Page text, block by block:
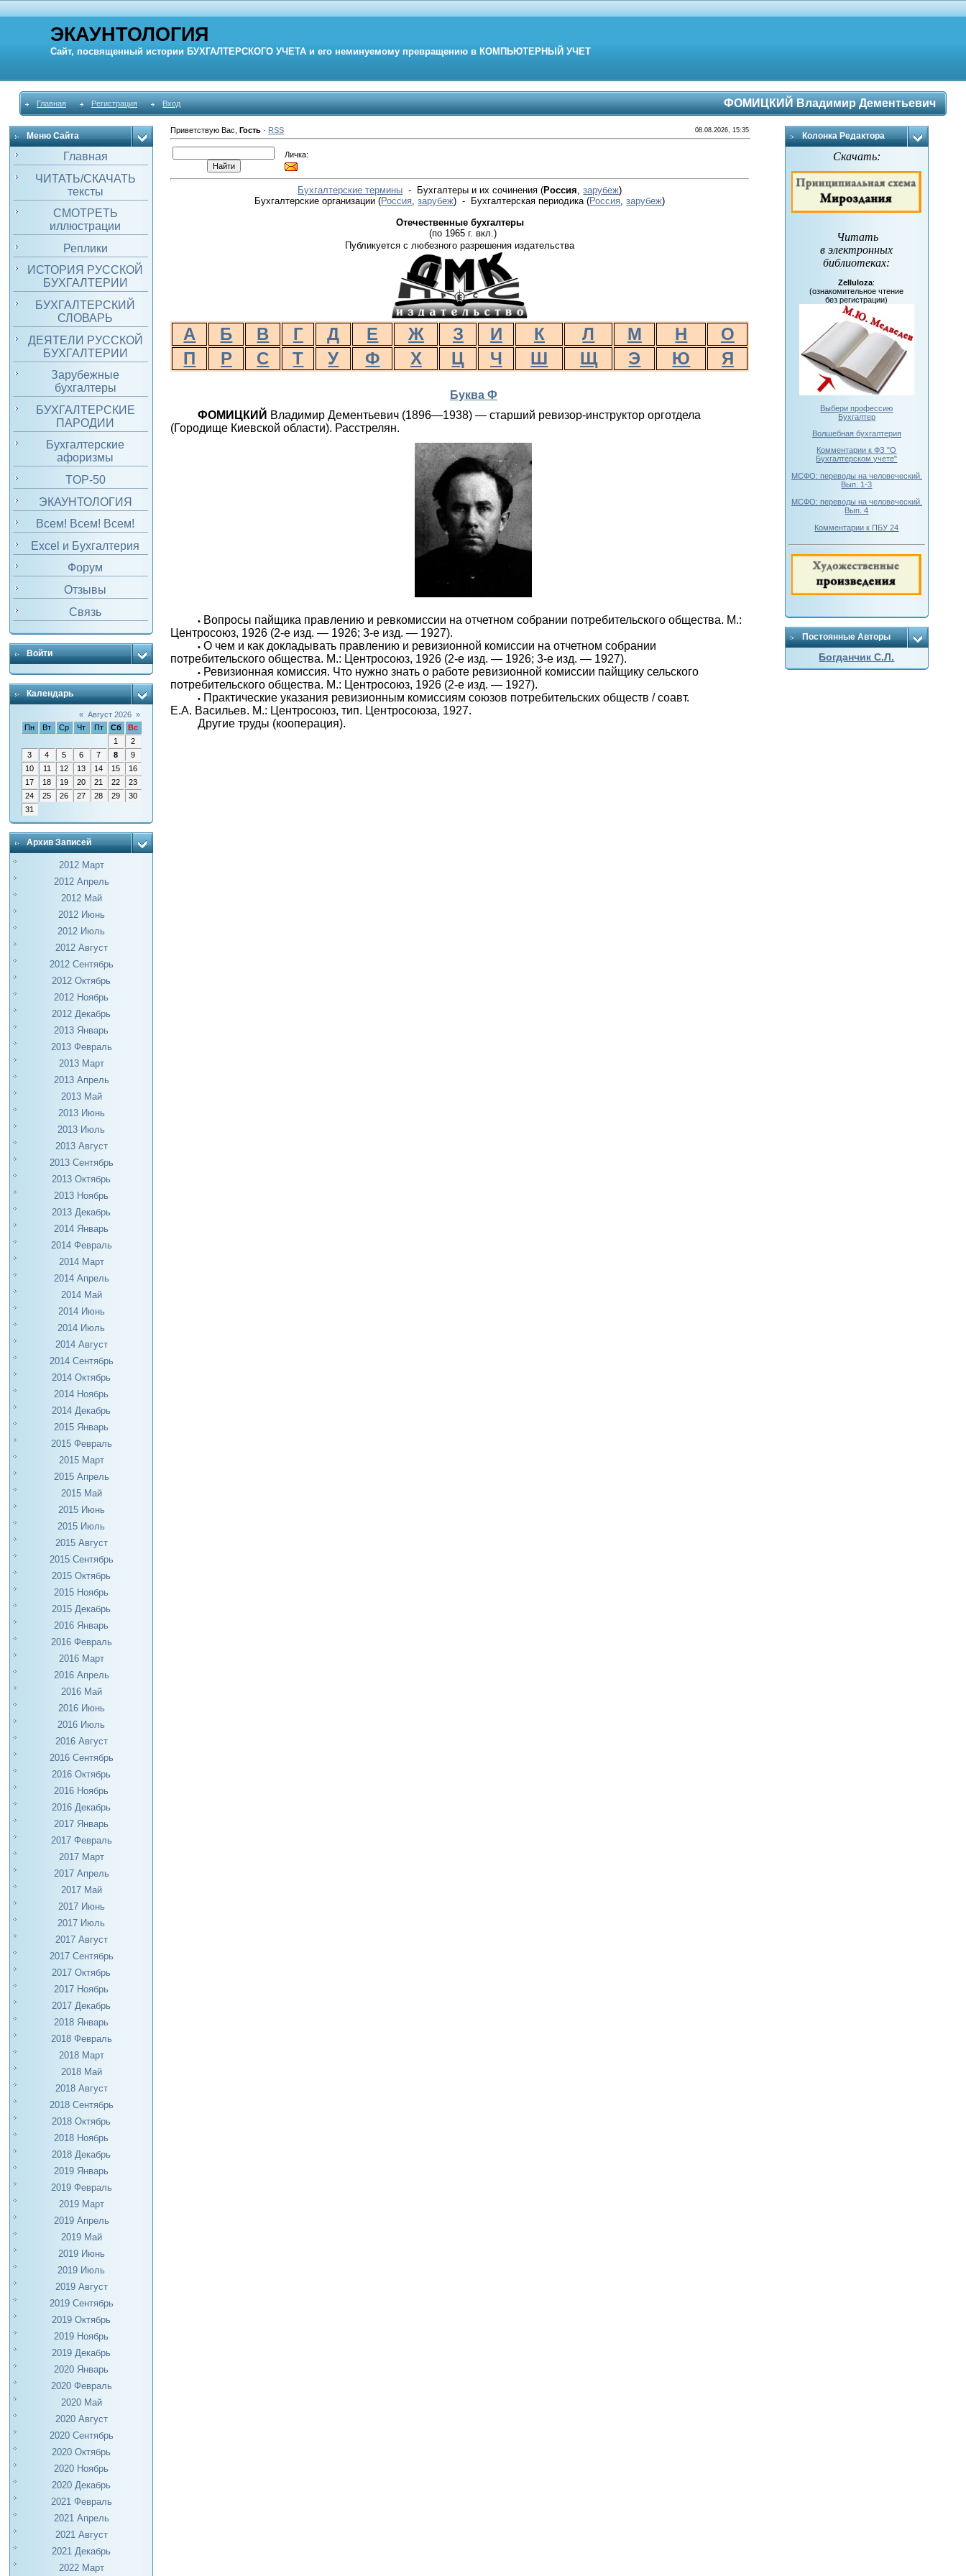
ЭКАУНТОЛОГИЯ
Сайт, посвященный истории БУХГАЛТЕРСКОГО УЧЕТА и его неминуемому превращению в КОМПЬЮТЕРНЫЙ УЧЕТ
Главная Регистрация Вход ФОМИЦКИЙ Владимир Дементьевич
Меню Сайта
Главная
ЧИТАТЬ/СКАЧАТЬ
тексты
СМОТРЕТЬ
иллюстрации
Реплики
ИСТОРИЯ РУССКОЙ
БУХГАЛТЕРИИ
БУХГАЛТЕРСКИЙ
СЛОВАРЬ
ДЕЯТЕЛИ РУССКОЙ
БУХГАЛТЕРИИ
Зарубежные
бухгалтеры
БУХГАЛТЕРСКИЕ
ПАРОДИИ
Бухгалтерские
афоризмы
TOP-50
ЭКАУНТОЛОГИЯ
Всем! Всем! Всем!
Excel и Бухгалтерия
Форум
Отзывы
Связь
Войти
Календарь
« Август 2026 »
Пн
Вт Ср Чт Пт Сб
Вс
1
2
3
4 5 6 7 8
9
10
11 12 13 14 15
16
17
18 19 20 21 22
23
24
25 26 27 28 29
30
31
Архив Записей
2012 Март
2012 Апрель
2012 Май
2012 Июнь
2012 Июль
2012 Август
2012 Сентябрь
2012 Октябрь
2012 Ноябрь
2012 Декабрь
2013 Январь
2013 Февраль
2013 Март
2013 Апрель
2013 Май
2013 Июнь
2013 Июль
2013 Август
2013 Сентябрь
2013 Октябрь
2013 Ноябрь
2013 Декабрь
2014 Январь
2014 Февраль
2014 Март
2014 Апрель
2014 Май
2014 Июнь
2014 Июль
2014 Август
2014 Сентябрь
2014 Октябрь
2014 Ноябрь
2014 Декабрь
2015 Январь
2015 Февраль
2015 Март
2015 Апрель
2015 Май
2015 Июнь
2015 Июль
2015 Август
2015 Сентябрь
2015 Октябрь
2015 Ноябрь
2015 Декабрь
2016 Январь
2016 Февраль
2016 Март
2016 Апрель
2016 Май
2016 Июнь
2016 Июль
2016 Август
2016 Сентябрь
2016 Октябрь
2016 Ноябрь
2016 Декабрь
2017 Январь
2017 Февраль
2017 Март
2017 Апрель
2017 Май
2017 Июнь
2017 Июль
2017 Август
2017 Сентябрь
2017 Октябрь
2017 Ноябрь
2017 Декабрь
2018 Январь
2018 Февраль
2018 Март
2018 Май
2018 Август
2018 Сентябрь
2018 Октябрь
2018 Ноябрь
2018 Декабрь
2019 Январь
2019 Февраль
2019 Март
2019 Апрель
2019 Май
2019 Июнь
2019 Июль
2019 Август
2019 Сентябрь
2019 Октябрь
2019 Ноябрь
2019 Декабрь
2020 Январь
2020 Февраль
2020 Май
2020 Август
2020 Сентябрь
2020 Октябрь
2020 Ноябрь
2020 Декабрь
2021 Февраль
2021 Апрель
2021 Август
2021 Декабрь
2022 Март
Приветствую Вас ,Гость · RSS 08.08.2026, 15:35
Личка:
Бухгалтерские термины - Бухгалтеры и их сочинения (Россия ,зарубеж)
Бухгалтерские организации(Россия ,зарубеж) - Бухгалтерская периодика(Россия ,зарубеж)
Отечественные бухгалтеры
(по 1965 г. вкл.)
Публикуется с любезного разрешения издательства
А Б В Г Д Е Ж З И К Л М Н
О
П
Р С Т У Ф Х Ц Ч Ш Щ Э Ю Я
Буква Ф
ФОМИЦКИЙ Владимир Дементьевич (1896—1938) — старший ревизор-инструктор орготдела
(Городище Киевской области). Расстрелян.
• Вопросы пайщика правлению и ревкомиссии на отчетном собрании потребительского общества. М.:
Центросоюз, 1926 (2-е изд. — 1926; 3-е изд. — 1927).
• О чем и как докладывать правлению и ревизионной комиссии на отчетном собрании
потребительского общества. М.: Центросоюз, 1926 (2-е изд. — 1926; 3-е изд. — 1927).
• Ревизионная комиссия. Что нужно знать о работе ревизионной комиссии пайщику сельского
потребительского общества. М.: Центросоюз, 1926 (2-е изд. — 1927).
• Практические указания ревизионным комиссиям союзов потребительских обществ / соавт.
Е.А. Васильев. М.: Центросоюз, тип. Центросоюза, 1927.
Другие труды (кооперация).
Колонка Редактора
Скачать:
Читать
в электронных
библиотеках:
Zelluloza:
(ознакомительное чтение
без регистрации)
Выбери профессию
Бухгалтер
Волшебная бухгалтерия
Комментарии к ФЗ "О
Бухгалтерском учете"
МСФО: переводы на человеческий.
Вып. 1-3
МСФО: переводы на человеческий.
Вып. 4
Комментарии к ПБУ 24
Постоянные Авторы
Богданчик С.Л.